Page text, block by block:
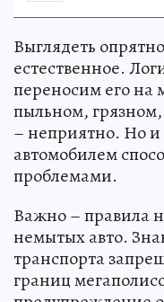
Выглядеть
естественное.
переносим его
пыльном,
– неприятно. Но и
автомобилем
проблемами.
Важно – правила
немытых авто.
транспорта
границ